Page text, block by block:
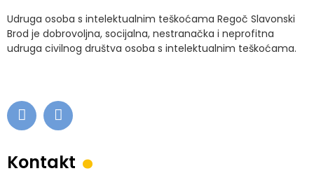
Udruga osoba s intelektualnim teškoćama Regoč Slavonski
Brod je dobrovoljna, socijalna, nestranačka i neprofitna
udruga civilnog društva osoba s intelektualnim teškoćama.
Kontakt .